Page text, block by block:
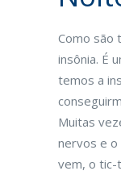
BRINDES
QUERO DOAR
Como são
insônia. É
temos a
Muitas
nervos e o
vem, o tic-